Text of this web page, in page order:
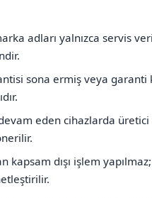
adları yalnızca servis
sona ermiş veya garanti
eden cihazlarda
kapsam dışı işlem
Servisi
Samsung Servisi